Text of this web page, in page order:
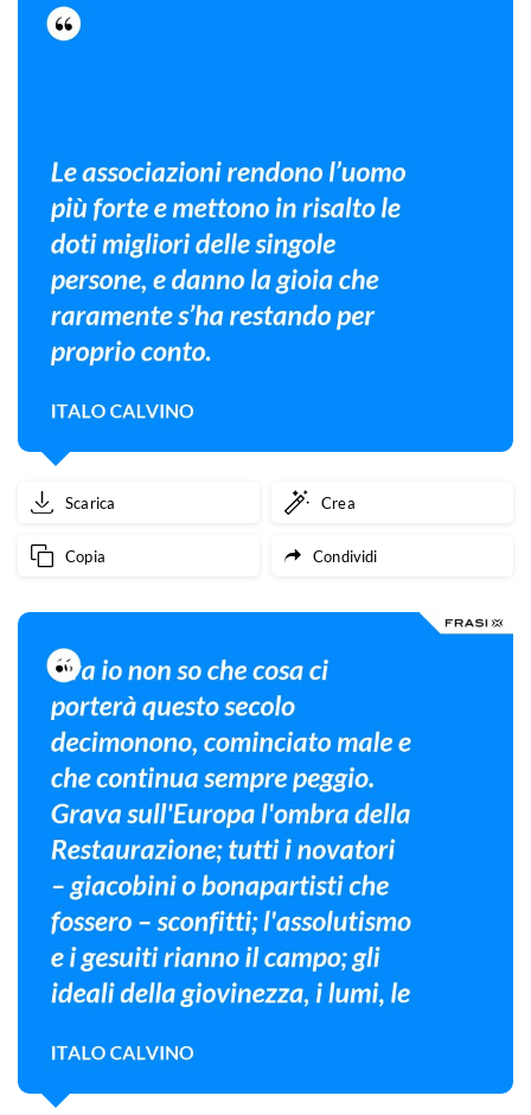
Scarica Crea
Copia Condividi